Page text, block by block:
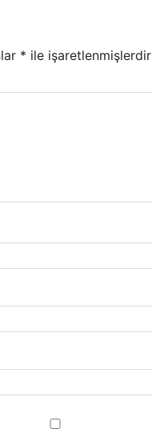
* ile işaretlenmişlerdir